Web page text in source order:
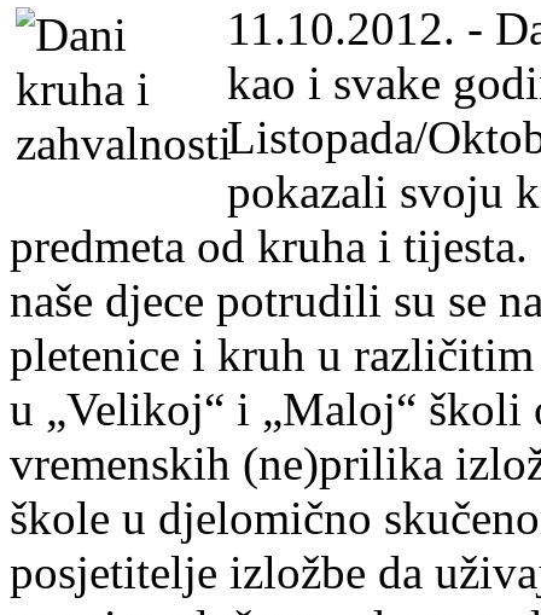
11.10.2012. -
kao i svake
Listopada/
pokazali svoju
predmeta od kruha i
naše djece potrudili su se
pletenice i kruh u
u „Velikoj“ i „Maloj“ školi
vremenskih (ne)prilika
škole u djelomično
posjetitelje izložbe da